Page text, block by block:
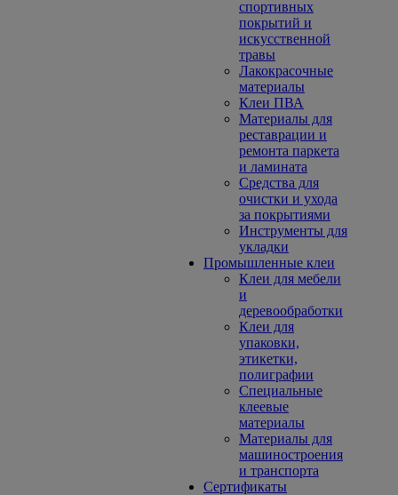
спортивных
покрытий и
искусственной
травы
Лакокрасочные
материалы
Клеи ПВА
Материалы для
реставрации и
ремонта паркета
и ламината
Средства для
очистки и ухода
за покрытиями
Инструменты для
укладки
Промышленные клеи
Клеи для мебели
и
деревообработки
Клеи для
упаковки,
этикетки,
полиграфии
Специальные
клеевые
материалы
Материалы для
машиностроения
и транспорта
Сертификаты